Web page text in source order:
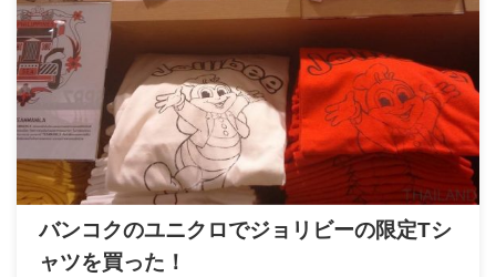
バンコクのユニクロでジョリビーの限定Tシ
ャツを買った！